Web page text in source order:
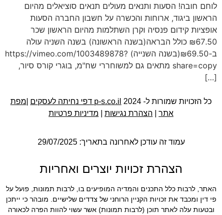
לוחם חובה! הסעות ותנאים מעולים תנאים סוציאלים מהיום
הראשון ביגוד, ארוחות והכשרה על חשבון החברה הסעות
אופציות קידום פנסיה וקרן השתלמות מהיום הראשון שכר
50.₪67 כולל הבראה(בשנה הראשונה) בשנה השניה עולה
ב-₪69.50(בשנה השנייה) https://vimeo.com/1003489878?
share=copy מתאים גם למשוחררי שח"מ, בוגרי קורס סיור,
[…]
כל הזכויות שמורות ל- 2024 p-s.co.il דפי נחיתה לעסקים
מפת
אתר
הצהרת נגישות מדיניות פרטיות
עמוד זה עודכן לאחרונה בתאריך: 29/07/2025
הצהרת זכויות יוצרים ואחריות
האתר, לרבות כלל התכנים והמדיה המופיעים בו, לרבות תמונות, פועל על
פי דין ומכבד את זכויות הקניין הרוחני של צדדים שלישיים. מובהר כי ייתכן
ובטעות עלה לאתר תוכן (לרבות תמונות) אשר עשוי להוות הפרה לכאורה